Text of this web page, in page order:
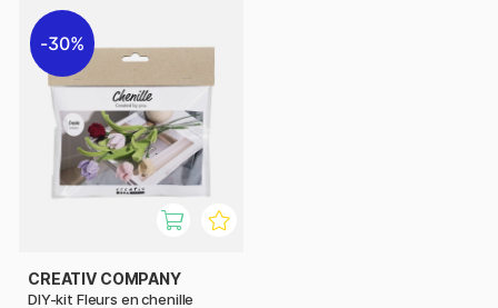
30%
CREATIV COMPANY
DIY-kit Fleurs en chenille